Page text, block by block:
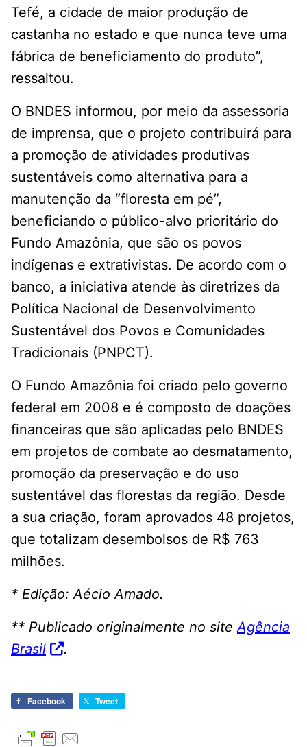
Tefé, a cidade de maior produção de
castanha no estado e que nunca teve uma
fábrica de beneficiamento do produto”,
ressaltou.
O BNDES informou, por meio da assessoria
de imprensa, que o projeto contribuirá para
a promoção de atividades produtivas
sustentáveis como alternativa para a
manutenção da “floresta em pé”,
beneficiando o público-alvo prioritário do
Fundo Amazônia, que são os povos
indígenas e extrativistas. De acordo com o
banco, a iniciativa atende às diretrizes da
Política Nacional de Desenvolvimento
Sustentável dos Povos e Comunidades
Tradicionais (PNPCT).
O Fundo Amazônia foi criado pelo governo
federal em 2008 e é composto de doações
financeiras que são aplicadas pelo BNDES
em projetos de combate ao desmatamento,
promoção da preservação e do uso
sustentável das florestas da região. Desde
a sua criação, foram aprovados 48 projetos,
que totalizam desembolsos de R$ 763
milhões.
* Edição: Aécio Amado.
** Publicado originalmente no siteAgência
Brasil
.
Facebook Tweet